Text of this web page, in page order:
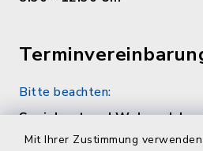
Mit Ihrer Zustimmung
Bitte beachten:
Sozialamt und
telefonischer